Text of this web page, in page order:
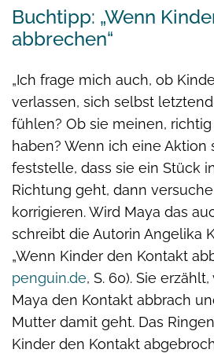
Buchtipp: „Wenn
abbrechen“
„Ich frage mich auch, ob
verlassen, sich selbst
fühlen? Ob sie meinen,
haben? Wenn ich eine Aktion
feststelle, dass sie ein Stück
Richtung geht, dann
korrigieren. Wird Maya das
schreibt die Autorin Angelika
„Wenn Kinder den Kontakt
penguin.de, S. 60). Sie
Maya den Kontakt abbrach
Mutter damit geht. Das
Kinder den Kontakt